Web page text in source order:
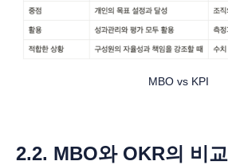
MBO vs KPI
2.2. MBO와 OKR의 비교